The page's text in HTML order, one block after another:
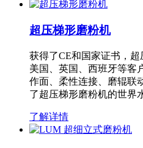
超压梯形磨粉机
获得了CE和国家证书，超
美国、英国、西班牙等客
作面、柔性连接、磨辊联
了超压梯形磨粉机的世
了解详情